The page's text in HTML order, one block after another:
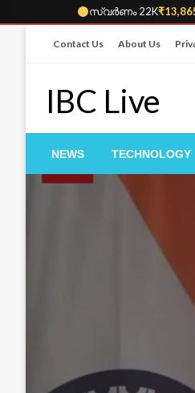
സ്വർണം 22K
Contact Us About Us
IBC Live
NEWS TECHNOLOGY